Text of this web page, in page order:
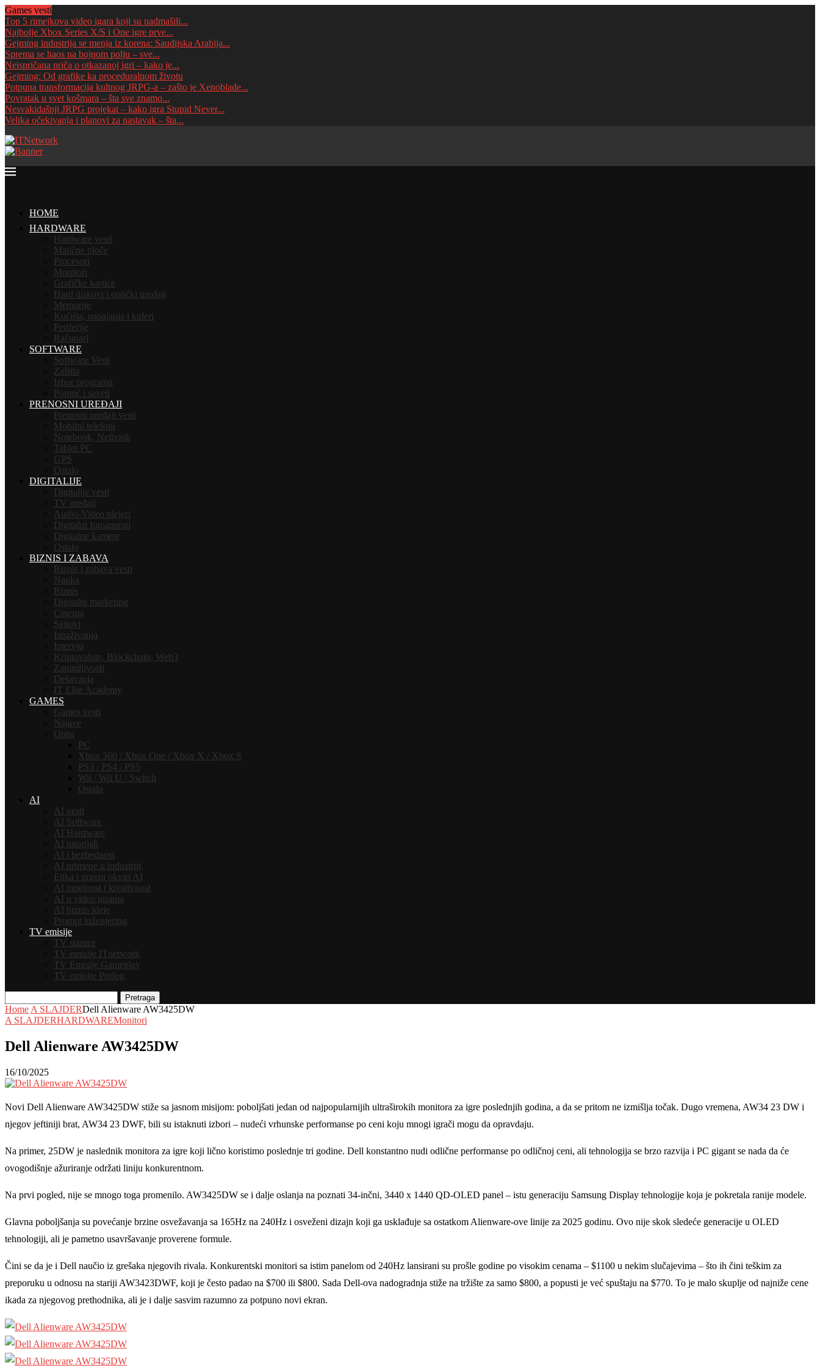
Games vesti
Top 5 rimejkova video igara koji su nadmašili...
Najbolje Xbox Series X/S i One igre prve...
Gejming industrija se menja iz korena: Saudijska Arabija...
Sprema se haos na bojnom polju – sve...
Neispričana priča o otkazanoj igri – kako je...
Gejming: Od grafike ka proceduralnom životu
Potpuna transformacija kultnog JRPG-a – zašto je Xenoblade...
Povratak u svet košmara – šta sve znamo...
Nesvakidašnji JRPG projekat – kako igra Stupid Never...
Velika očekivanja i planovi za nastavak – šta...
HOME
HARDWARE
Hardware vesti
Matične ploče
Procesori
Monitori
Grafičke kartice
Hard diskovi i optički uređaji
Memorije
Kućišta, napajanja i kuleri
Periferije
Računari
SOFTWARE
Software Vesti
Zaštita
Izbor programa
Pomoć i saveti
PRENOSNI UREĐAJI
Prenosni uređaji vesti
Mobilni telefoni
Notebook, Netbook
Tablet PC
GPS
Ostalo
DIGITALIJE
Digitalije vesti
TV uređaji
Audio-Video plejeri
Digitalni fotoaparati
Digitalne kamere
Ostalo
BIZNIS I ZABAVA
Biznis i zabava vesti
Nauka
Biznis
Digitalni marketing
Cinema
Sajtovi
Istraživanja
Intervju
Kriptovalute, Blockchain, Web3
Zanimljivosti
Dešavanja
IT Elite Academy
GAMES
Games vesti
Najave
Opisi
PC
Xbox 360 / Xbox One / Xbox X / Xbox S
PS3 / PS4 / PS5
Wii / Wii U / Switch
Ostalo
AI
AI vesti
AI Software
AI Hardware
AI tutorijali
AI i bezbednost
AI primene u industriji
Etika i pravni okviri AI
AI umetnost i kreativnost
AI u video igrama
AI biznis ideje
Prompt inženjering
TV emisije
TV stanice
TV emisije ITnetwork
TV Emisije Gameplay
TV emisije Prolog
Pretraga
Home A SLAJDERDell Alienware AW3425DW
A SLAJDERHARDWAREMonitori
Dell Alienware AW3425DW
16/10/2025
Novi Dell Alienware AW3425DW stiže sa jasnom misijom: pobolјšati jedan od najpopularnijih ultraširokih monitora za igre poslednjih godina, a da se pritom ne izmišlјa točak. Dugo vremena, AW34 23 DW i
njegov jeftiniji brat, AW34 23 DWF, bili su istaknuti izbori – nudeći vrhunske performanse po ceni koju mnogi igrači mogu da opravdaju.
Na primer, 25DW je naslednik monitora za igre koji lično koristimo poslednje tri godine. Dell konstantno nudi odlične performanse po odličnoj ceni, ali tehnologija se brzo razvija i PC gigant se nada da će
ovogodišnje ažuriranje održati liniju konkurentnom.
Na prvi pogled, nije se mnogo toga promenilo. AW3425DW se i dalјe oslanja na poznati 34-inčni, 3440 x 1440 QD-OLED panel – istu generaciju Samsung Display tehnologije koja je pokretala ranije modele.
Glavna pobolјšanja su povećanje brzine osvežavanja sa 165Hz na 240Hz i osveženi dizajn koji ga usklađuje sa ostatkom Alienware-ove linije za 2025 godinu. Ovo nije skok sledeće generacije u OLED
tehnologiji, ali je pametno usavršavanje proverene formule.
Čini se da je i Dell naučio iz grešaka njegovih rivala. Konkurentski monitori sa istim panelom od 240Hz lansirani su prošle godine po visokim cenama – $1100 u nekim slučajevima – što ih čini teškim za
preporuku u odnosu na stariji AW3423DWF, koji je često padao na $700 ili $800. Sada Dell-ova nadogradnja stiže na tržište za samo $800, a popusti je već spuštaju na $770. To je malo skuplјe od najniže cene
ikada za njegovog prethodnika, ali je i dalјe sasvim razumno za potpuno novi ekran.